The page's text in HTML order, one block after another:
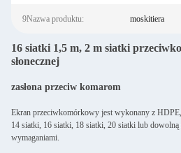
9Nazwa produktu: moskitiera
16 siatki 1,5 m, 2 m siatki
słonecznej
zasłona przeciw komarom
Ekran przeciwkomórkowy jest wykonany z
14 siatki, 16 siatki, 18 siatki, 20 siatki lub
wymaganiami.